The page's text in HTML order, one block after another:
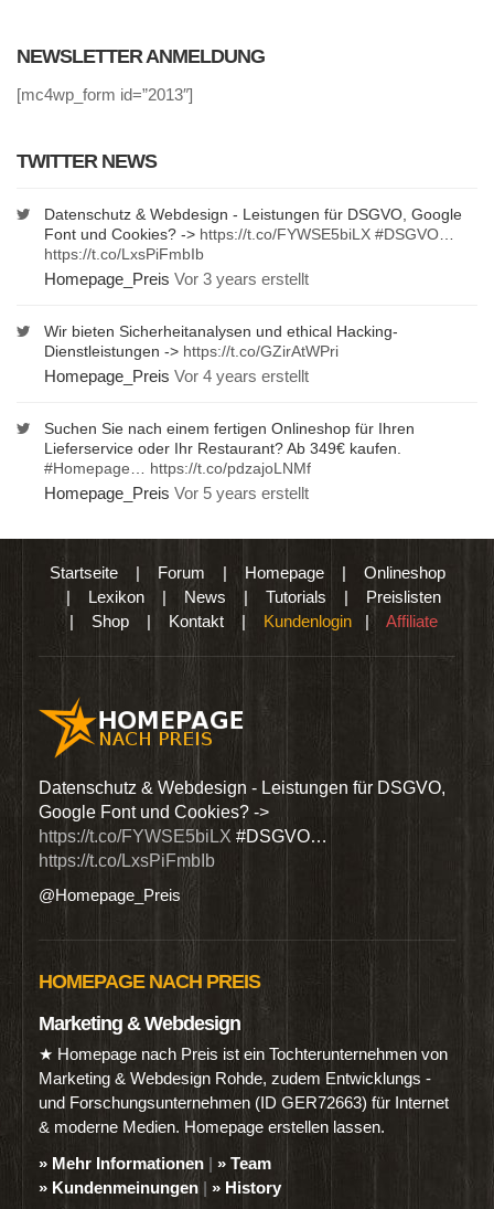
NEWSLETTER ANMELDUNG
[mc4wp_form id=”2013″]
TWITTER NEWS
Datenschutz & Webdesign - Leistungen für DSGVO, Google
Font und Cookies? -> https://t.co/FYWSE5biLX #DSGVO
https://t.co/LxsPiFmbIb
Homepage_Preis Vor 3 years erstellt
Wir bieten Sicherheitanalysen und ethical Hacking-
Dienstleistungen -> https://t.co/GZirAtWPri
Homepage_Preis Vor 4 years erstellt
Suchen Sie nach einem fertigen Onlineshop für Ihren
Lieferservice oder Ihr Restaurant? Ab 349€ kaufen.
#Homepage
https://t.co/pdzajoLNMf
Homepage_Preis Vor 5 years erstellt
Startseite| Forum | Homepage| Onlineshop
| Lexikon | News | Tutorials | Preislisten
| Shop | Kontakt | Kundenlogin | Affiliate
Datenschutz & Webdesign - Leistungen für DSGVO,
Google Font und Cookies? ->
https://t.co/FYWSE5biLX #DSGVO…
https://t.co/LxsPiFmbIb
@Homepage_Preis
HOMEPAGE NACH PREIS
Marketing & Webdesign
★ Homepage nach Preis ist ein Tochterunternehmen von
Marketing & Webdesign Rohde, zudem Entwicklungs -
und Forschungsunternehmen (ID GER72663) für Internet
& moderne Medien. Homepage erstellen lassen.
» Mehr Informationen | » Team
» Kundenmeinungen | » History